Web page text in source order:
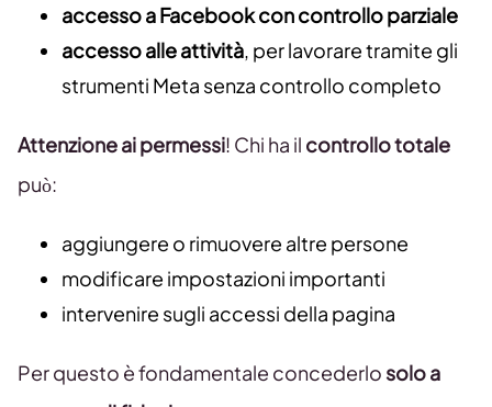
accesso a Facebook con controllo parziale
accesso alle attività, per lavorare tramite gli
strumenti Meta senza controllo completo
Attenzione ai permessi! Chi ha il controllo totale
può:
aggiungere o rimuovere altre persone
modificare impostazioni importanti
intervenire sugli accessi della pagina
Per questo è fondamentale concederlo solo a